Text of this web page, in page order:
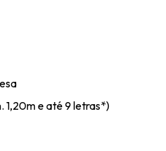
1,20m e até 9 letras*)